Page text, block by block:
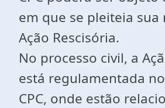
em que se pleiteia sua
Ação Rescisória.
No processo civil, a
está regulamentada
CPC, onde estão